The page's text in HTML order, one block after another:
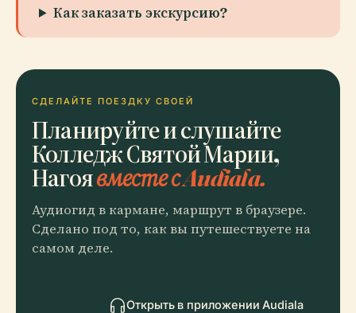
Как заказать экскурсию?
СДЕЛАЙТЕ ПОЕЗДКУ СВОЕЙ
Планируйте и слушайте
Колледж Святой Марии,
Нагоявместе с Audiala.
Аудиогид в кармане, маршрут в браузере.
Сделано под то, как вы путешествуете на
самом деле.
Открыть в приложении Audiala